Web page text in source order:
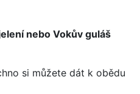
nebo Vokův guláš
si můžete dát k obědu